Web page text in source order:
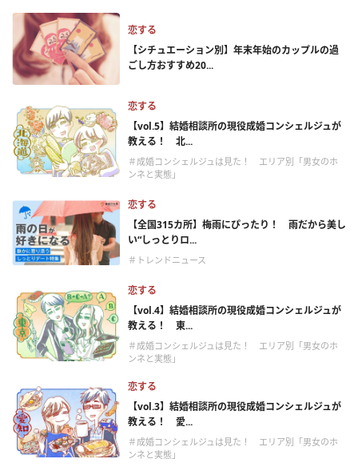
恋する
【シチュエーション別】年末年始のカップルの過
ごし方おすすめ20...
恋する
【vol.5】結婚相談所の現役成婚コンシェルジュが
教える！ 北...
＃成婚コンシェルジュは見た！ エリア別「男女のホ
ンネと実態」
恋する
【全国315カ所】梅雨にぴったり！ 雨だから美し
い“しっとりロ...
＃トレンドニュース
恋する
【vol.4】結婚相談所の現役成婚コンシェルジュが
教える！ 東...
＃成婚コンシェルジュは見た！ エリア別「男女のホ
ンネと実態」
恋する
【vol.3】結婚相談所の現役成婚コンシェルジュが
教える！ 愛...
＃成婚コンシェルジュは見た！ エリア別「男女のホ
ンネと実態」